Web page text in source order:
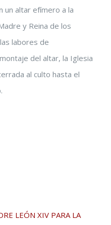
un altar efímero a la
y Reina de los
labores de
del altar, la Iglesia
al culto hasta el
LEÓN XIV PARA LA